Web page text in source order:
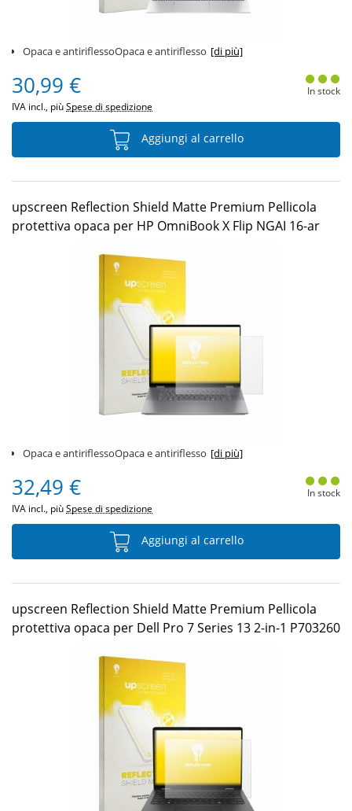
Opaca e antiriflessoOpaca e antiriflesso [di più]
30,99 €
IVA incl., piùSpese di spedizione
In stock
Aggiungi al carrello
upscreen Reflection Shield Matte Premium Pellicola
protettiva opaca per HP OmniBook X Flip NGAI 16-ar
Opaca e antiriflessoOpaca e antiriflesso [di più]
32,49 €
IVA incl., piùSpese di spedizione
In stock
Aggiungi al carrello
upscreen Reflection Shield Matte Premium Pellicola
protettiva opaca per Dell Pro 7 Series 13 2-in-1 P703260